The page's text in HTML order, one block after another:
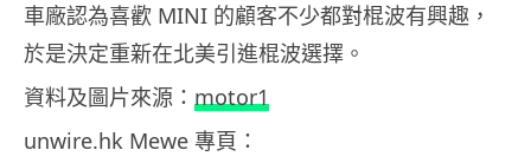
車廠認為喜歡 MINI 的顧客不少都對棍波有興趣，
於是決定重新在北美引進棍波選擇。
資料及圖片來源： motor1
unwire.hk Mewe 專頁：